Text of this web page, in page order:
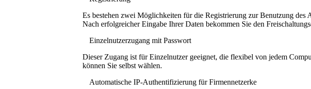
Es bestehen zwei Möglichkeiten für die Registrierung zur Benutzung des
Nach erfolgreicher Eingabe Ihrer Daten bekommen Sie den
Einzelnutzerzugang mit Passwort
Dieser Zugang ist für Einzelnutzer geeignet, die flexibel von jedem
können Sie selbst wählen.
Automatische IP-Authentifizierung für Firmennetzerke